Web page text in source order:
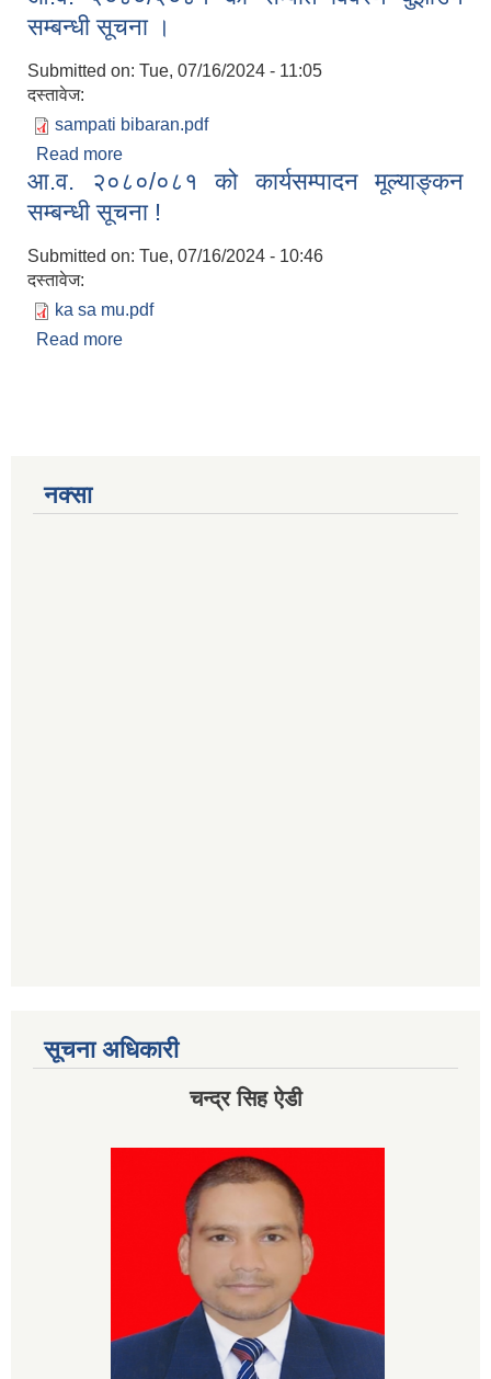
सम्बन्धी सूचना ।
Submitted on: Tue, 07/16/2024 - 11:05
दस्तावेज:
sampati bibaran.pdf
Read more
सम्बन्धी सूचना ।
आ.व. २०८०/०८१ को कार्यसम्पादन मूल्याङ्कन
सम्बन्धी सूचना !
Submitted on: Tue, 07/16/2024 - 10:46
दस्तावेज:
ka sa mu.pdf
Read more
नक्सा
सूचना अधिकारी
चन्द्र सिह ऐडी